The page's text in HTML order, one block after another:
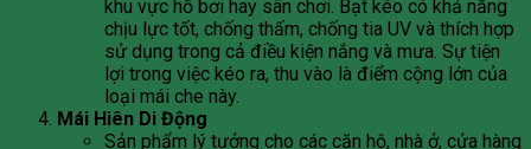
khu vực hồ bơi hay sân chơi. Bạt kéo có khả năng
chịu lực tốt, chống thấm, chống tia UV và thích hợp
sử dụng trong cả điều kiện nắng và mưa. Sự tiện
lợi trong việc kéo ra, thu vào là điểm cộng lớn của
loại mái che này.
Mái Hiên Di Động
Sản phẩm lý tưởng cho các căn hộ, nhà ở, cửa hàng